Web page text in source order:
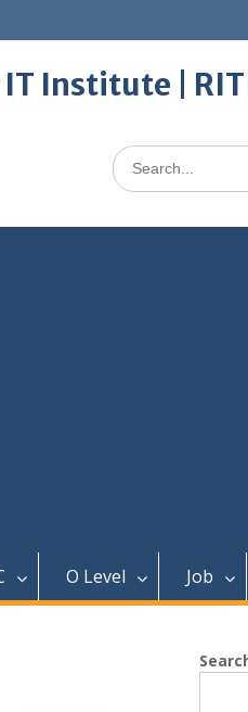
Institute |
Search
for:
O Level Job